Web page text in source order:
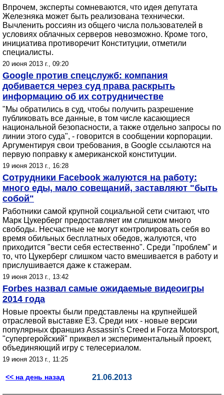
Впрочем, эксперты сомневаются, что идея депутата
Железняка может быть реализована технически.
Вычленить россиян из общего числа пользователей в
условиях облачных серверов невозможно. Кроме того,
инициатива противоречит Конституции, отметили
специалисты.
20 июня 2013 г., 09:20
Google против спецслужб: компания
добивается через суд права раскрыть
информацию об их сотрудничестве
"Мы обратились в суд, чтобы получить разрешение
публиковать все данные, в том числе касающиеся
национальной безопасности, а также отдельно запросы по
линии этого суда", - говорится в сообщении корпорации.
Аргументируя свои требования, в Google ссылаются на
первую поправку к американской конституции.
19 июня 2013 г., 16:28
Сотрудники Facebook жалуются на работу:
много еды, мало совещаний, заставляют "быть
собой"
Работники самой крупной социальной сети считают, что
Марк Цукерберг предоставляет им слишком много
свободы. Несчастные не могут контролировать себя во
время обильных бесплатных обедов, жалуются, что
приходится "вести себя естественно". Среди "проблем" и
то, что Цукерберг слишком часто вмешивается в работу и
прислушивается даже к стажерам.
19 июня 2013 г., 13:42
Forbes назвал самые ожидаемые видеоигры
2014 года
Новые проекты были представлены на крупнейшей
отраслевой выставке E3. Среди них - новые версии
популярных франшиз Assassin's Creed и Forza Motorsport,
"супергеройский" приквел и экспериментальный проект,
объединяющий игру с телесериалом.
19 июня 2013 г., 11:25
<< на день назад 21.06.2013